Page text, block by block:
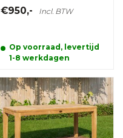
€950,- Incl. BTW
Op voorraad, levertijd
1-8 werkdagen